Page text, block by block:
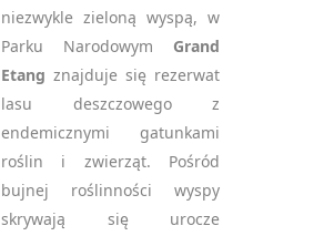
niezwykle zieloną wyspą, w
Parku Narodowym Grand
Etang znajduje się rezerwat
lasu deszczowego z
endemicznymi gatunkami
roślin i zwierząt. Pośród
bujnej roślinności wyspy
skrywają się urocze